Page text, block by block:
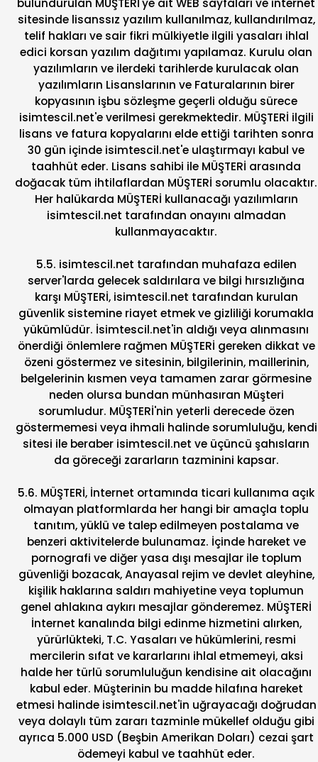
sitesinde lisanssız yazılım kullanılmaz, kullandırılmaz,
telif hakları ve sair fikri mülkiyetle ilgili yasaları ihlal
edici korsan yazılım dağıtımı yapılamaz. Kurulu olan
yazılımların ve ilerdeki tarihlerde kurulacak olan
yazılımların Lisanslarının ve Faturalarının birer
kopyasının işbu sözleşme geçerli olduğu sürece
isimtescil.net'e verilmesi gerekmektedir. MÜŞTERİ ilgili
lisans ve fatura kopyalarını elde ettiği tarihten sonra
30 gün içinde isimtescil.net'e ulaştırmayı kabul ve
taahhüt eder. Lisans sahibi ile MÜŞTERİ arasında
doğacak tüm ihtilaflardan MÜŞTERİ sorumlu olacaktır.
Her halükarda MÜŞTERİ kullanacağı yazılımların
isimtescil.net tarafından onayını almadan
kullanmayacaktır.
5.5. isimtescil.net tarafından muhafaza edilen
server'larda gelecek saldırılara ve bilgi hırsızlığına
karşı MÜŞTERİ, isimtescil.net tarafından kurulan
güvenlik sistemine riayet etmek ve gizliliği korumakla
yükümlüdür. İsimtescil.net'in aldığı veya alınmasını
önerdiği önlemlere rağmen MÜŞTERİ gereken dikkat ve
özeni göstermez ve sitesinin, bilgilerinin, maillerinin,
belgelerinin kısmen veya tamamen zarar görmesine
neden olursa bundan münhasıran Müşteri
sorumludur. MÜŞTERİ'nin yeterli derecede özen
göstermemesi veya ihmali halinde sorumluluğu, kendi
sitesi ile beraber isimtescil.net ve üçüncü şahısların
da göreceği zararların tazminini kapsar.
5.6. MÜŞTERİ, İnternet ortamında ticari kullanıma açık
olmayan platformlarda her hangi bir amaçla toplu
tanıtım, yüklü ve talep edilmeyen postalama ve
benzeri aktivitelerde bulunamaz. İçinde hareket ve
pornografi ve diğer yasa dışı mesajlar ile toplum
güvenliği bozacak, Anayasal rejim ve devlet aleyhine,
kişilik haklarına saldırı mahiyetine veya toplumun
genel ahlakına aykırı mesajlar gönderemez. MÜŞTERİ
İnternet kanalında bilgi edinme hizmetini alırken,
yürürlükteki, T.C. Yasaları ve hükümlerini, resmi
mercilerin sıfat ve kararlarını ihlal etmemeyi, aksi
halde her türlü sorumluluğun kendisine ait olacağını
kabul eder. Müşterinin bu madde hilafına hareket
etmesi halinde isimtescil.net'in uğrayacağı doğrudan
veya dolaylı tüm zararı tazminle mükellef olduğu gibi
ayrıca 5.000 USD (Beşbin Amerikan Doları) cezai şart
ödemeyi kabul ve taahhüt eder.